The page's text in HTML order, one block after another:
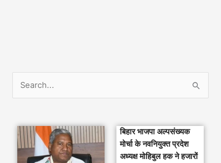
बिहार भाजपा अल्पसंख्यक
मोर्चा के नवनियुक्त प्रदेश
अध्यक्ष मोहिबुल हक ने हजारों